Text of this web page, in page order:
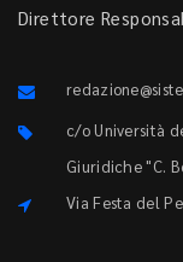
Direttore
c/o Università
Giuridiche "C.
Via Festa del